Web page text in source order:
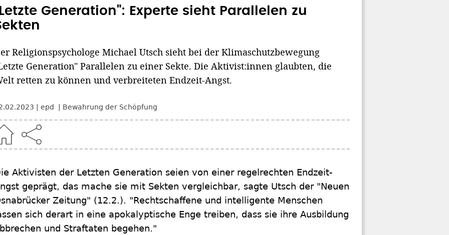
Generation": Experte sieht Parallelen zu
Religionspsychologe Michael Utsch sieht bei der Klimaschutzbewegung
Generation" Parallelen zu einer Sekte. Die Aktivist:innen glaubten, die
retten zu können und verbreiteten Endzeit-Angst.
epd Bewahrung der Schöpfung
Aktivisten der Letzten Generation seien von einer regelrechten Endzeit-
geprägt, das mache sie mit Sekten vergleichbar, sagte Utsch der "Neuen
Zeitung" (12.2.). "Rechtschaffene und intelligente Menschen
sich derart in eine apokalyptische Enge treiben, dass sie ihre Ausbildung
und Straftaten begehen."